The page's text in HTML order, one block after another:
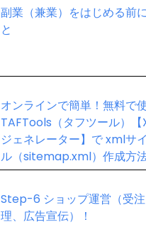
副業（兼業）をはじめる前
と
オンラインで簡単！無料で
TAFTools（タフツール）
ジェネレーター】で xmlサ
ル（sitemap.xml）作成方
Step-6 ショップ運営（受
理、広告宣伝）！